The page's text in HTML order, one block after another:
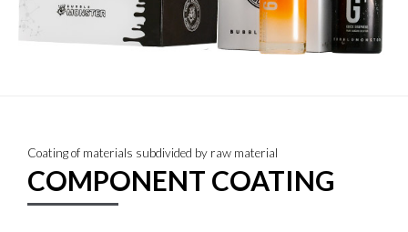
Coating of materials subdivided by raw material
COMPONENT COATING